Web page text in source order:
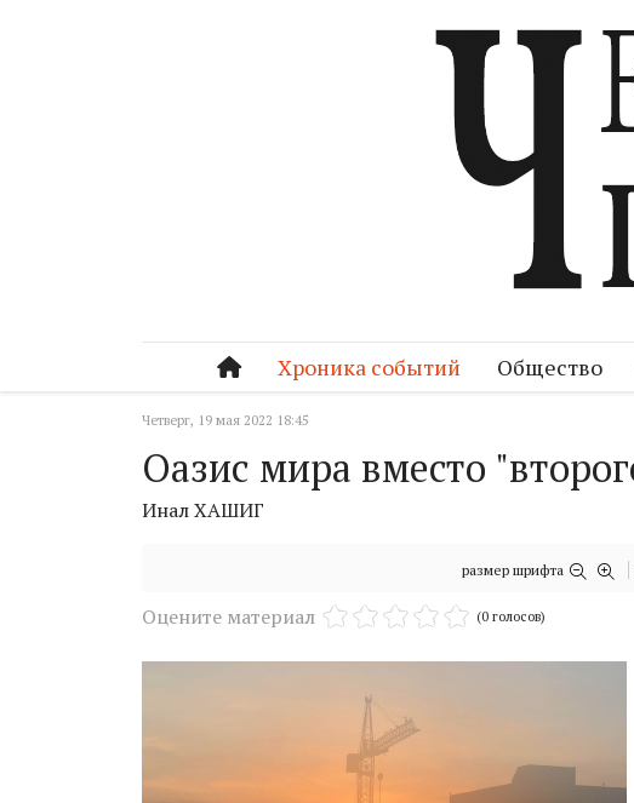
Хроника событий Общество
Четверг, 19 мая 2022 18:45
Оазис мира вместо
Инал ХАШИГ
размер шрифта
Оцените материал (0 голосов)